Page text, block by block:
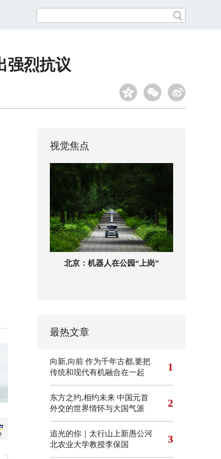
强烈抗议
视觉焦点
北京：机器人在公园“上岗”
最热文章
向新,向前 作为千年古都,要把
传统和现代有机融合在一起
1
东方之约,相约未来 中国元首
外交的世界情怀与大国气派
2
追光的你｜太行山上新愚公河
北农业大学教授李保国
3